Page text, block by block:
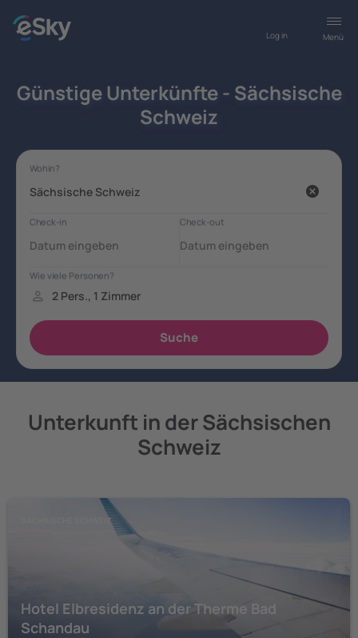
Menü
Log in
Günstige Unterkünfte - Sächsische
Schweiz
Unterkunft in der Sächsischen
Schweiz
SÄCHSISCHE SCHWEIZ
Hotel Elbresidenz an der Therme Bad
Schandau